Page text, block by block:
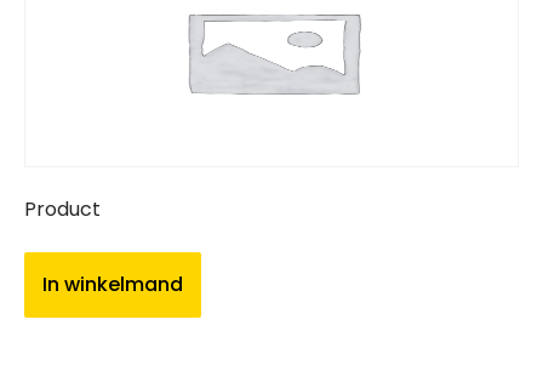
Product
In winkelmand